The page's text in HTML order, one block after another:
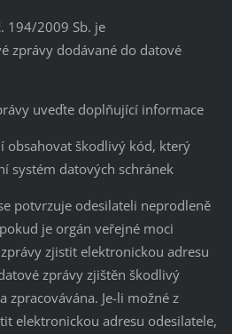
2009 Sb. je
zprávy dodávané do datové
uveďte doplňující informace
škodlivý kód, který
systém datových schránek
potvrzuje odesilateli neprodleně
je orgán veřejné moci
zjistit elektronickou adresu
zprávy zjištěn škodlivý
zpracovávána. Je-li možné z
elektronickou adresu odesilatele,